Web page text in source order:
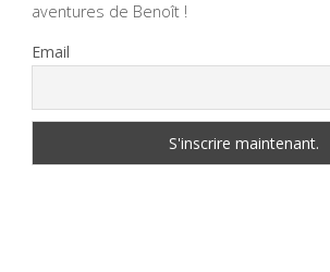
aventures de Benoît !
Email